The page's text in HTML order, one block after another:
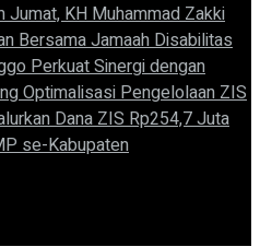
KH Muhammad Zakki
Bersama Jamaah Disabilitas
Perkuat Sinergi dengan
Optimalisasi Pengelolaan ZIS
Dana ZIS Rp254,7 Juta
se-Kabupaten